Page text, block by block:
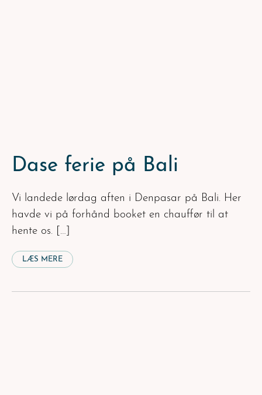
Dase ferie på Bali
Vi landede lørdag aften i Denpasar på Bali. Her
havde vi på forhånd booket en chauffør til at
hente os. […]
LÆS MERE